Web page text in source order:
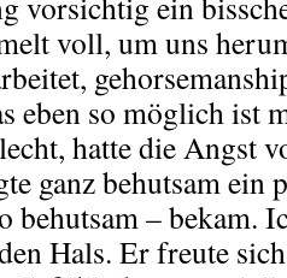
voll, um uns
eben so möglich ist
hatte die Angst
ganz behutsam ein
behutsam – bekam.
Hals. Er freute